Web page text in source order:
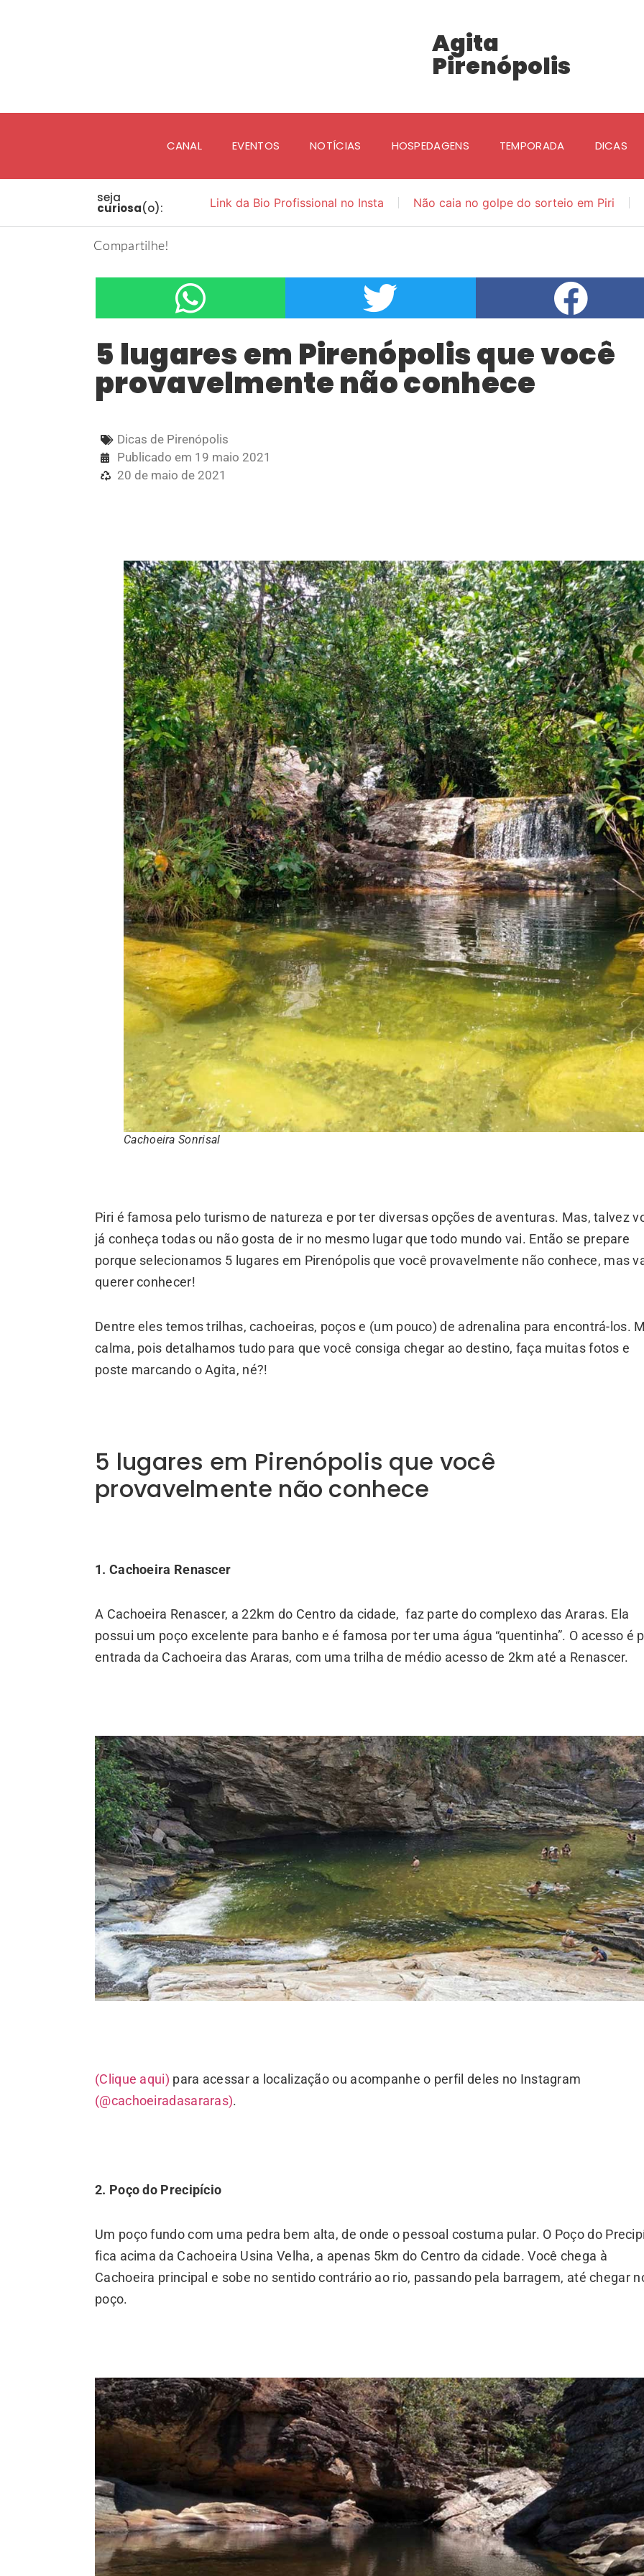
Agita
Pirenópolis
CANAL EVENTOS NOTÍCIAS HOSPEDAGENS TEMPORADA DICAS
seja
curiosa(o): Link da Bio Profissional no Insta Não caia no golpe do sorteio em Piri
Compartilhe!
5 lugares em Pirenópolis que você
provavelmente não conhece
Dicas de Pirenópolis
Publicado em 19 maio 2021
20 de maio de 2021
Cachoeira Sonrisal
Piri é famosa pelo turismo de natureza e por ter diversas opções de aventuras. Mas, talvez
já conheça todas ou não gosta de ir no mesmo lugar que todo mundo vai. Então se prepare
porque selecionamos 5 lugares em Pirenópolis que você provavelmente não conhece, mas
querer conhecer!
Dentre eles temos trilhas, cachoeiras, poços e (um pouco) de adrenalina para encontrá-los.
calma, pois detalhamos tudo para que você consiga chegar ao destino, faça muitas fotos e
poste marcando o Agita, né?!
5 lugares em Pirenópolis que você
provavelmente não conhece
1. Cachoeira Renascer
A Cachoeira Renascer, a 22km do Centro da cidade, faz parte do complexo das Araras. Ela
possui um poço excelente para banho e é famosa por ter uma água “quentinha”. O acesso é
entrada da Cachoeira das Araras, com uma trilha de médio acesso de 2km até a Renascer.
(Clique aqui) para acessar a localização ou acompanhe o perfil deles no Instagram
(@cachoeiradasararas).
2. Poço do Precipício
Um poço fundo com uma pedra bem alta, de onde o pessoal costuma pular. O Poço do
fica acima da Cachoeira Usina Velha, a apenas 5km do Centro da cidade. Você chega à
Cachoeira principal e sobe no sentido contrário ao rio, passando pela barragem, até chegar
poço.